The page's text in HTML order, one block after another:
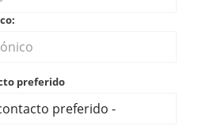
preferido